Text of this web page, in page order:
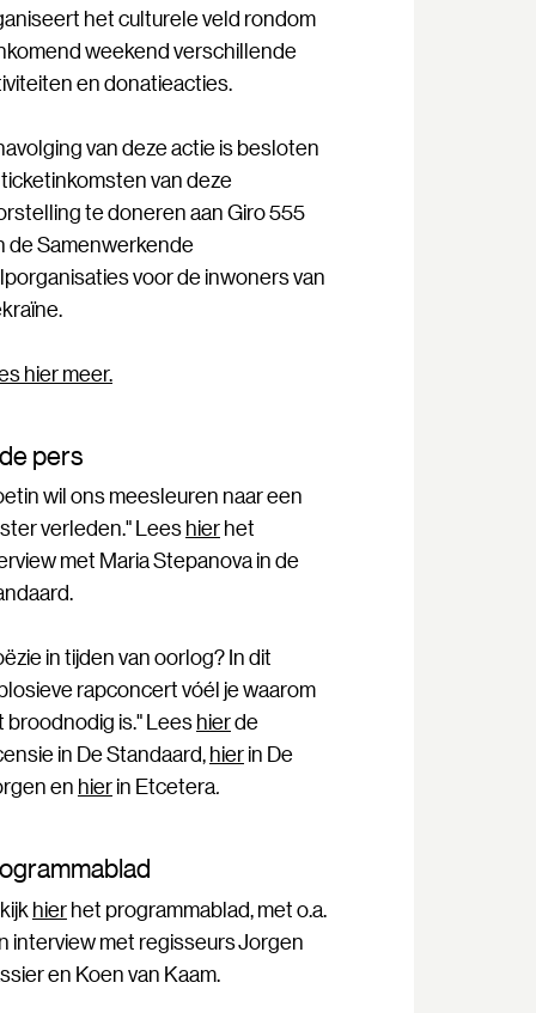
het culturele veld rondom
weekend verschillende
en donatieacties.
van deze actie is besloten
van deze
te doneren aan Giro 555
de Samenwerkende
voor de inwoners van
hier meer.
pers
wil ons meesleuren naar een
verleden." Leeshierhet
met Maria Stepanova in de
in tijden van oorlog? In dit
rapconcert vóél je waarom
broodnodig is." Leeshierde
in De Standaard,hierin De
en hierin Etcetera.
hierhet programmablad, met o.a.
interview met regisseurs Jorgen
en Koen van Kaam.